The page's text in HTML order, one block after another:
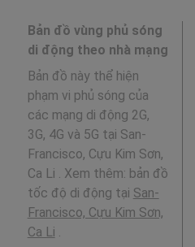
Bản đồ vùng phủ sóng
di động theo nhà mạng
Bản đồ này thể hiện
phạm vi phủ sóng của
các mạng di động 2G,
3G, 4G và 5G tại San-
Francisco, Cựu Kim Sơn,
Ca Li . Xem thêm: bản đồ
tốc độ di động tại San-
Francisco, Cựu Kim Sơn,
Ca Li